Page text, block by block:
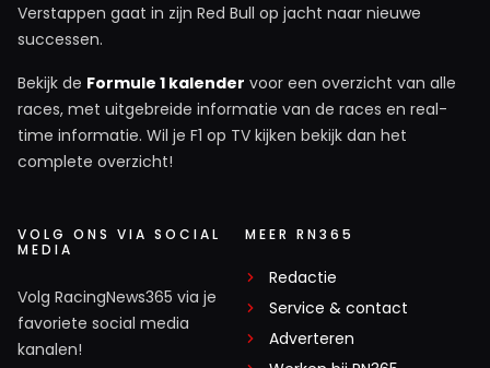
Verstappen gaat in zijn Red Bull op jacht naar nieuwe
successen.
Bekijk de Formule 1 kalender voor een overzicht van alle
races, met uitgebreide informatie van de races en real-
time informatie. Wil je F1 op TV kijken bekijk dan het
complete overzicht!
VOLG ONS VIA SOCIAL
MEDIA
Volg RacingNews365 via je
favoriete social media
kanalen!
MEER RN365
Redactie
Service & contact
Adverteren